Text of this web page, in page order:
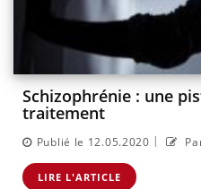
Schizophrénie : une
traitement
Publié le 12.05.2020 |
LIRE L'ARTICLE